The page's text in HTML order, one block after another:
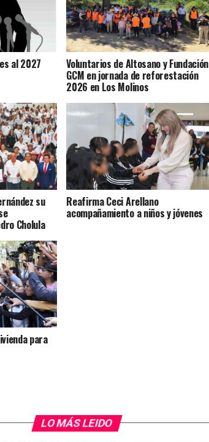
al 2027 Voluntarios de Altosano y Fundación
GCM en jornada de reforestación
2026 en Los Molinos
su
Cholula
Reafirma Ceci Arellano
acompañamiento a niños y jóvenes
para
LO MÁS LEIDO